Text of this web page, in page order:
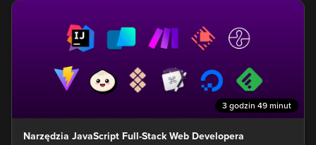
3 godzin 49 minut
Narzędzia JavaScript Full-Stack Web Developera